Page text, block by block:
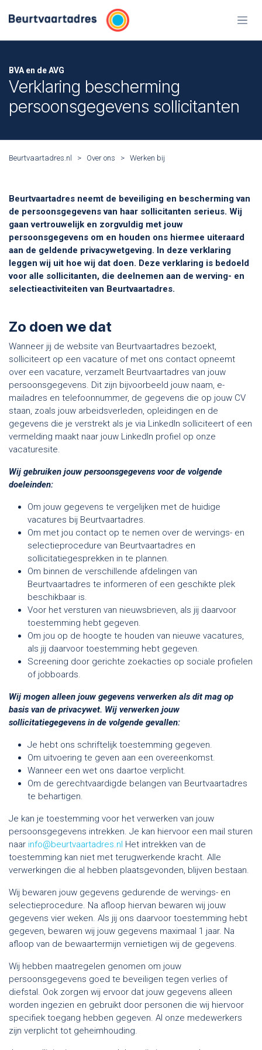
BVA en de AVG
Verklaring bescherming
persoonsgegevens sollicitanten
Beurtvaartadres.nl > Over ons > Werken bij
Beurtvaartadres neemt de beveiliging en bescherming van
de persoonsgegevens van haar sollicitanten serieus. Wij
gaan vertrouwelijk en zorgvuldig met jouw
persoonsgegevens om en houden ons hiermee uiteraard
aan de geldende privacywetgeving. In deze verklaring
leggen wij uit hoe wij dat doen. Deze verklaring is bedoeld
voor alle sollicitanten, die deelnemen aan de werving- en
selectieactiviteiten van Beurtvaartadres.
Zo doen we dat
Wanneer jij de website van Beurtvaartadres bezoekt,
solliciteert op een vacature of met ons contact opneemt
over een vacature, verzamelt Beurtvaartadres van jouw
persoonsgegevens. Dit zijn bijvoorbeeld jouw naam, e-
mailadres en telefoonnummer, de gegevens die op jouw CV
staan, zoals jouw arbeidsverleden, opleidingen en de
gegevens die je verstrekt als je via LinkedIn solliciteert of een
vermelding maakt naar jouw LinkedIn profiel op onze
vacaturesite.
Wij gebruiken jouw persoonsgegevens voor de volgende
doeleinden:
Om jouw gegevens te vergelijken met de huidige
vacatures bij Beurtvaartadres.
Om met jou contact op te nemen over de wervings- en
selectieprocedure van Beurtvaartadres en
sollicitatiegesprekken in te plannen.
Om binnen de verschillende afdelingen van
Beurtvaartadres te informeren of een geschikte plek
beschikbaar is.
Voor het versturen van nieuwsbrieven, als jij daarvoor
toestemming hebt gegeven.
Om jou op de hoogte te houden van nieuwe vacatures,
als jij daarvoor toestemming hebt gegeven.
Screening door gerichte zoekacties op sociale profielen
of jobboards.
Wij mogen alleen jouw gegevens verwerken als dit mag op
basis van de privacywet. Wij verwerken jouw
sollicitatiegegevens in de volgende gevallen:
Je hebt ons schriftelijk toestemming gegeven.
Om uitvoering te geven aan een overeenkomst.
Wanneer een wet ons daartoe verplicht.
Om de gerechtvaardigde belangen van Beurtvaartadres
te behartigen.
Je kan je toestemming voor het verwerken van jouw
persoonsgegevens intrekken. Je kan hiervoor een mail sturen
naar info@beurtvaartadres.nl Het intrekken van de
toestemming kan niet met terugwerkende kracht. Alle
verwerkingen die al hebben plaatsgevonden, blijven bestaan.
Wij bewaren jouw gegevens gedurende de wervings- en
selectieprocedure. Na afloop hiervan bewaren wij jouw
gegevens vier weken. Als jij ons daarvoor toestemming hebt
gegeven, bewaren wij jouw gegevens maximaal 1 jaar. Na
afloop van de bewaartermijn vernietigen wij de gegevens.
Wij hebben maatregelen genomen om jouw
persoonsgegevens goed te beveiligen tegen verlies of
diefstal. Ook zorgen wij ervoor dat jouw gegevens alleen
worden ingezien en gebruikt door personen die wij hiervoor
specifiek toegang hebben gegeven. Al onze medewerkers
zijn verplicht tot geheimhouding.